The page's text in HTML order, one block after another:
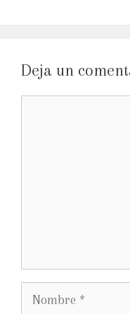
Deja un